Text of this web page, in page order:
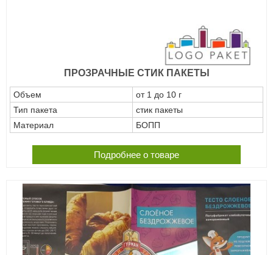
ПРОЗРАЧНЫЕ СТИК ПАКЕТЫ
Объем
от 1 до 10 г
Тип пакета
стик пакеты
Материал
БОПП
Подробнее о товаре